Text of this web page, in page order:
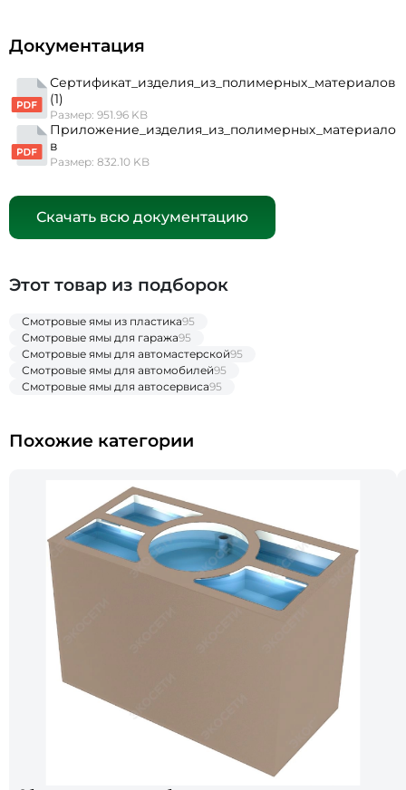
Документация
Сертификат_изделия_из_полимерных_материалов
(1)
Размер: 951.96 KB
Приложение_изделия_из_полимерных_материало
в
Размер: 832.10 KB
Скачать всю документацию
Этот товар из подборок
Смотровые ямы из пластика95
Смотровые ямы для гаража95
Смотровые ямы для автомастерской95
Смотровые ямы для автомобилей95
Смотровые ямы для автосервиса95
Похожие категории